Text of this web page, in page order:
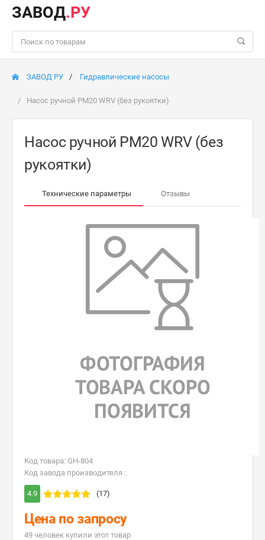
ЗАВОД.РУ
ЗАВОД РУ Гидравлические насосы
Насос ручной РМ20 WRV (без рукоятки)
Насос ручной РМ20 WRV (без
рукоятки)
Технические параметры Отзывы
Код товара: GH-804
Код завода производителя :
4.9 (17)
Цена по запросу
49 человек купили этот товар